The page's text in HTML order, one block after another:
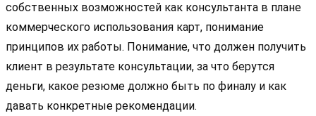
собственных возможностей как консультанта в плане
коммерческого использования карт, понимание
принципов их работы. Понимание, что должен получить
клиент в результате консультации, за что берутся
деньги, какое резюме должно быть по финалу и как
давать конкретные рекомендации.